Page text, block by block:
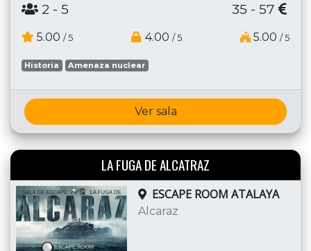
2 - 5 35 - 57
5.00 / 5 4.00 / 5 5.00 / 5
Historia Amenaza nuclear
Ver sala
LA FUGA DE ALCATRAZ
ESCAPE ROOM ATALAYA
Alcaraz